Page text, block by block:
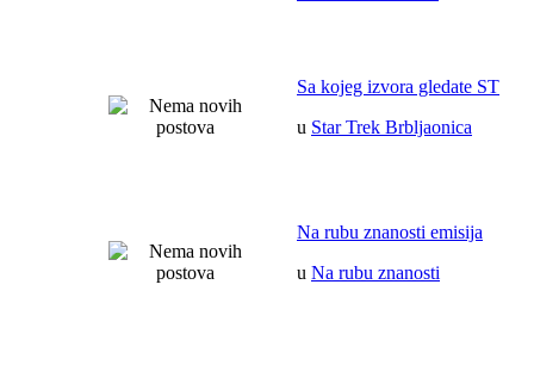
Sa kojeg izvora gledate ST
u Star Trek Brbljaonica
Na rubu znanosti emisija
u Na rubu znanosti